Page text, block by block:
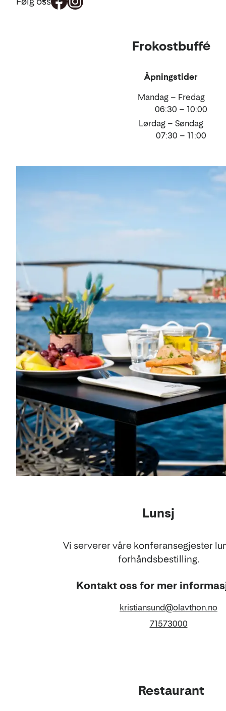
Frokostbuffé
Åpningstider
Mandag – Fredag
06:30 – 10:00
Lørdag – Søndag
07:30 – 11:00
Lunsj
Vi serverer våre konferansegjester
forhåndsbestilling.
Kontakt oss for mer
kristiansund@olavthon.no
71573000
Restaurant